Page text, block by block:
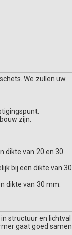
We zullen uw
zijn.
dikte van 20 en 30
bij een dikte van 30
dikte van 30 mm.
structuur en lichtval
gaat goed samen